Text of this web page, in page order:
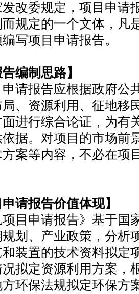
委规定，项目申请
规定的一个文体，凡
写项目申请报告。
编制思路】
报告应根据政府公
、资源利用、征地移
进行综合论证，为有
据。对项目的市场前
案等内容，不必在项
请报告价值体现】
申请报告》基于国
划、产业政策，分析
装置的技术资料拟定
况拟定资源利用方案，
环保法规拟定环保方